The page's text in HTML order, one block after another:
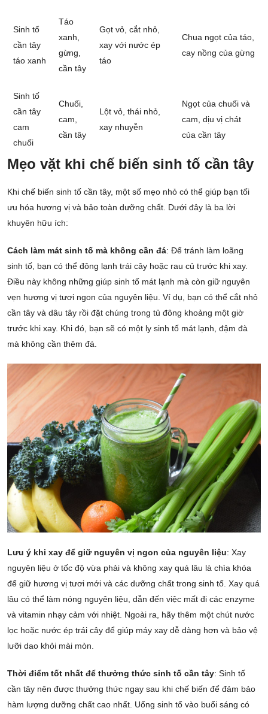
Sinh tố
cần tây
táo xanh
Táo
xanh,
gừng,
cần tây
Gọt vỏ, cắt nhỏ,
xay với nước ép
táo
Chua ngọt của táo,
cay nồng của gừng
Sinh tố
cần tây
cam
chuối
Chuối,
cam,
cần tây
Lột vỏ, thái nhỏ,
xay nhuyễn
Ngọt của chuối và
cam, dịu vị chát
của cần tây
Mẹo vặt khi chế biến sinh tố cần tây
Khi chế biến sinh tố cần tây, một số mẹo nhỏ có thể giúp bạn tối
ưu hóa hương vị và bảo toàn dưỡng chất. Dưới đây là ba lời
khuyên hữu ích:
Cách làm mát sinh tố mà không cần đá: Để tránh làm loãng
sinh tố, bạn có thể đông lạnh trái cây hoặc rau củ trước khi xay.
Điều này không những giúp sinh tố mát lạnh mà còn giữ nguyên
vẹn hương vị tươi ngon của nguyên liệu. Ví dụ, bạn có thể cắt nhỏ
cần tây và dâu tây rồi đặt chúng trong tủ đông khoảng một giờ
trước khi xay. Khi đó, bạn sẽ có một ly sinh tố mát lạnh, đậm đà
mà không cần thêm đá.
Lưu ý khi xay để giữ nguyên vị ngon của nguyên liệu: Xay
nguyên liệu ở tốc độ vừa phải và không xay quá lâu là chìa khóa
để giữ hương vị tươi mới và các dưỡng chất trong sinh tố. Xay quá
lâu có thể làm nóng nguyên liệu, dẫn đến việc mất đi các enzyme
và vitamin nhạy cảm với nhiệt. Ngoài ra, hãy thêm một chút nước
lọc hoặc nước ép trái cây để giúp máy xay dễ dàng hơn và bảo vệ
lưỡi dao khỏi mài mòn.
Thời điểm tốt nhất để thưởng thức sinh tố cần tây: Sinh tố
cần tây nên được thưởng thức ngay sau khi chế biến để đảm bảo
hàm lượng dưỡng chất cao nhất. Uống sinh tố vào buổi sáng có